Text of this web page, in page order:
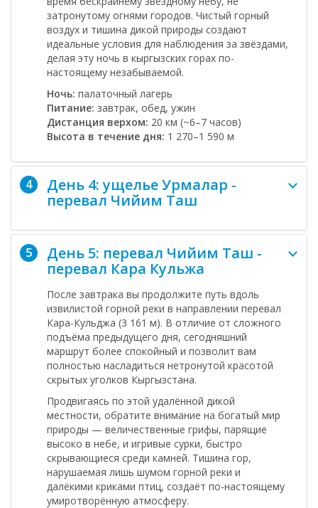
затронутому огнями городов. Чистый горный
воздух и тишина дикой природы создают
идеальные условия для наблюдения за звёздами,
делая эту ночь в кыргызских горах по-
настоящему незабываемой.
Ночь: палаточный лагерь
Питание: завтрак, обед, ужин
Дистанция верхом: 20 км (~6–7 часов)
Высота в течение дня: 1 270–1 590 м
День 4: ущелье Урмалар -
перевал Чийим Таш
4
День 5: перевал Чийим Таш -
перевал Кара Кульжа
5
После завтрака вы продолжите путь вдоль
извилистой горной реки в направлении перевал
Кара-Кульджа (3 161 м). В отличие от сложного
подъёма предыдущего дня, сегодняшний
маршрут более спокойный и позволит вам
полностью насладиться нетронутой красотой
скрытых уголков Кыргызстана.
Продвигаясь по этой удалённой дикой
местности, обратите внимание на богатый мир
природы — величественные грифы, парящие
высоко в небе, и игривые сурки, быстро
скрывающиеся среди камней. Тишина гор,
нарушаемая лишь шумом горной реки и
далёкими криками птиц, создаёт по-настоящему
умиротворённую атмосферу.